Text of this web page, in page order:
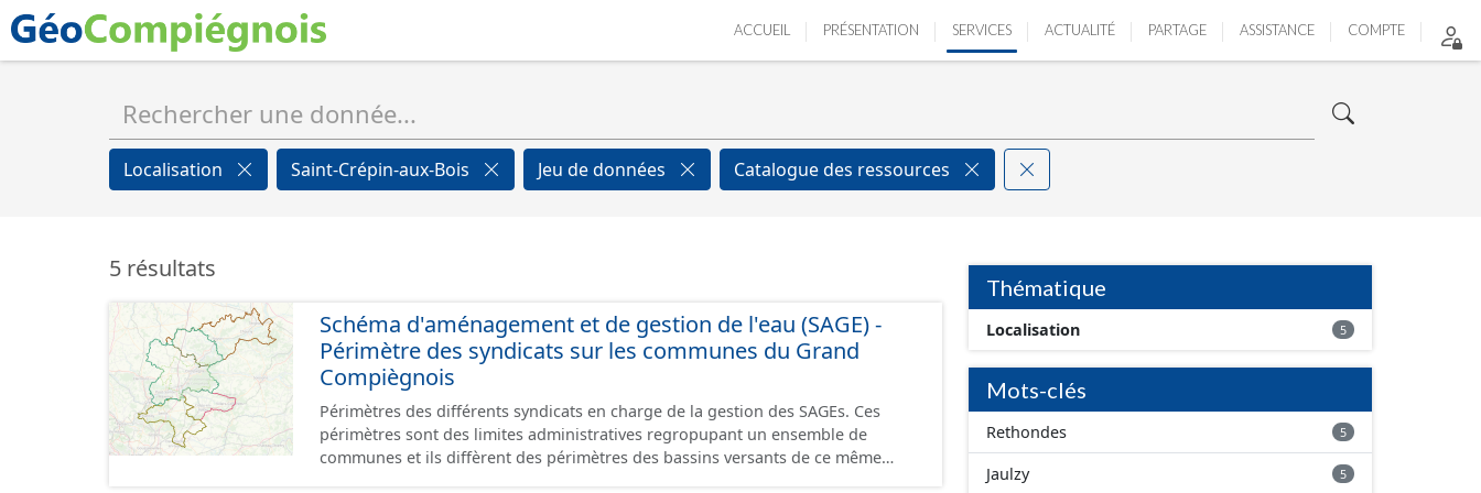
ACCUEIL PRÉSENTATION SERVICES ACTUALITÉ PARTAGE ASSISTANCE COMPTE
Localisation Saint-Crépin-aux-Bois Jeu de données Catalogue des ressources
5 résultats
Schéma d'aménagement et de gestion de l'eau (SAGE) -
Périmètre des syndicats sur les communes du Grand
Compiègnois
Périmètres des différents syndicats en charge de la gestion des SAGEs. Ces
périmètres sont des limites administratives regropupant un ensemble de
communes et ils diffèrent des périmètres des bassins versants de ce même
Thématique
Localisation 5
Mots-clés
Rethondes 5
Jaulzy 5